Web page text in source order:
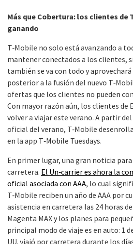
Más que Cobertura: los clientes de
ganando
T‑Mobile no solo está avanzando a
mantener conectados a los clientes,
también se va con todo y
posterior a la fusión del nuevo
ofertas que los clientes no pueden
Con mayor razón aún, los clientes de
volver a viajar este verano. A partir
oficial del verano, T‑Mobile
en la app T‑Mobile Tuesdays.
En primer lugar, una gran noticia
carretera. El Un‑carrier es ahora la
oficial asociada con AAA, lo cual
T‑Mobile reciben un año de AAA por
asistencia en carretera las 24 horas
Magenta MAX y los planes para
principal modo de viaje es en auto: 1
UU. viajó por carretera durante los